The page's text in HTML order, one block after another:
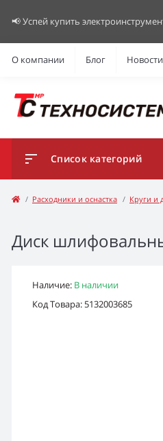
📢 Успей купить
О компании Блог Новости
Список категорий
Расходники и оснастка Круги и
Диск
Наличие: В наличии
Код Товара: 5132003685